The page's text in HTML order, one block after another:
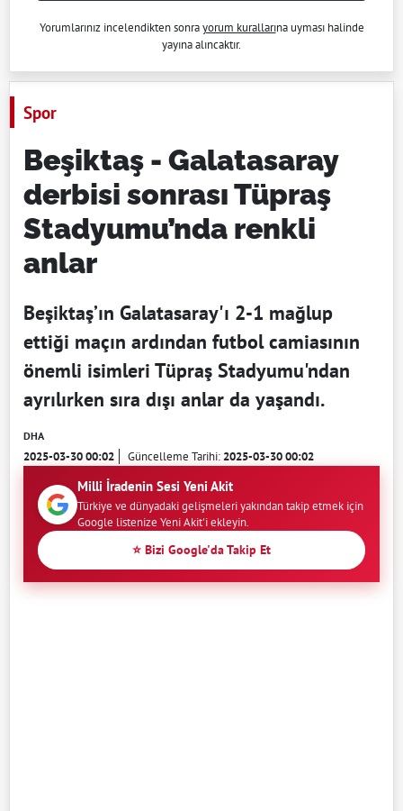
Yorumlarınız incelendikten sonrayorum kurallarına uyması halinde
yayına alıncaktır.
Spor
Beşiktaş - Galatasaray
derbisi sonrası Tüpraş
Stadyumu’nda renkli
anlar
Beşiktaş’ın Galatasaray'ı 2-1 mağlup
ettiği maçın ardından futbol camiasının
önemli isimleri Tüpraş Stadyumu'ndan
ayrılırken sıra dışı anlar da yaşandı.
DHA
2025-03-30 00:02 Güncelleme Tarihi:2025-03-30 00:02
Milli İradenin Sesi Yeni Akit
Türkiye ve dünyadaki gelişmeleri yakından takip etmek için
Google listenize Yeni Akit'i ekleyin.
⭐ Bizi Google'da Takip Et